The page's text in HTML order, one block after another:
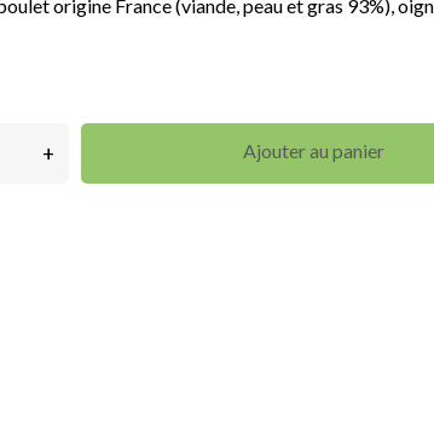
origine France (viande, peau et gras 93%),
+ Ajouter au panier